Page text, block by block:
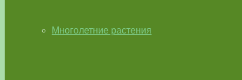
Многолетние растения